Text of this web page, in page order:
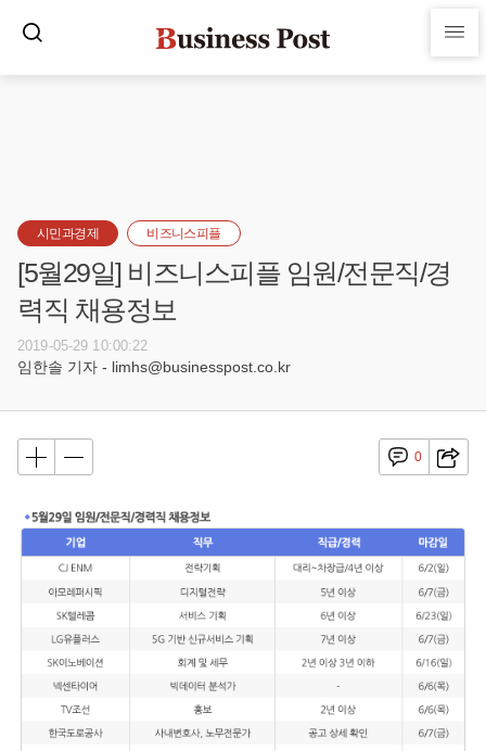
시민과경제 비즈니스피플
[5월29일] 비즈니스피플 임원/전문직/경
력직 채용정보
2019-05-29 10:00:22
임한솔 기자 - limhs@businesspost.co.kr
0